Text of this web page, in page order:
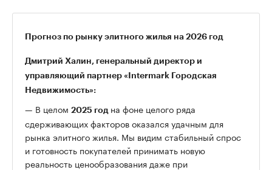
Прогноз по рынку элитного жилья на 2026 год
Дмитрий Халин, генеральный директор и
управляющий партнер «Intermark Городская
Недвижимость»:
— В целом 2025 год на фоне целого ряда
сдерживающих факторов оказался удачным для
рынка элитного жилья. Мы видим стабильный спрос
и готовность покупателей принимать новую
реальность ценообразования даже при